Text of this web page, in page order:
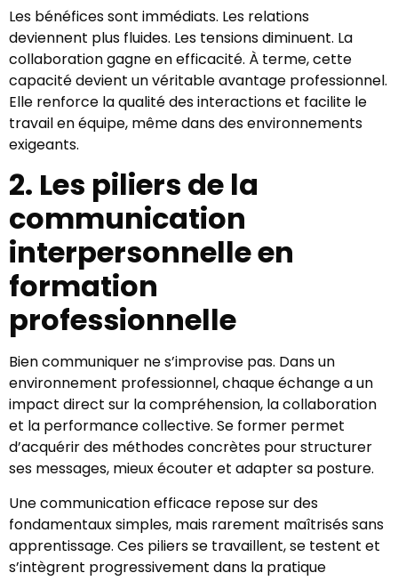
Les bénéfices sont immédiats. Les relations
deviennent plus fluides. Les tensions diminuent. La
collaboration gagne en efficacité. À terme, cette
capacité devient un véritable avantage professionnel.
Elle renforce la qualité des interactions et facilite le
travail en équipe, même dans des environnements
exigeants.
2. Les piliers de la
communication
interpersonnelle en
formation
professionnelle
Bien communiquer ne s’improvise pas. Dans un
environnement professionnel, chaque échange a un
impact direct sur la compréhension, la collaboration
et la performance collective. Se former permet
d’acquérir des méthodes concrètes pour structurer
ses messages, mieux écouter et adapter sa posture.
Une communication efficace repose sur des
fondamentaux simples, mais rarement maîtrisés sans
apprentissage. Ces piliers se travaillent, se testent et
s’intègrent progressivement dans la pratique